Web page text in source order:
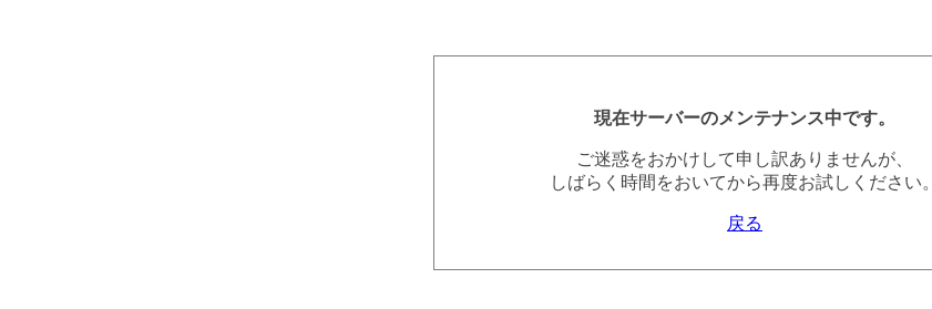
現在サーバーのメンテナンス中です。
ご迷惑をおかけして申し訳ありませんが、
しばらく時間をおいてから再度お試しください。
戻る